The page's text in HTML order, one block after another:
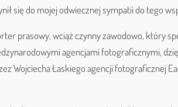
się do mojej odwiecznej sympatii do tego
prasowy, wciąż czynny zawodowo, który
agencjami fotograficznymi,
Wojciecha Łaskiego agencji fotograficznej